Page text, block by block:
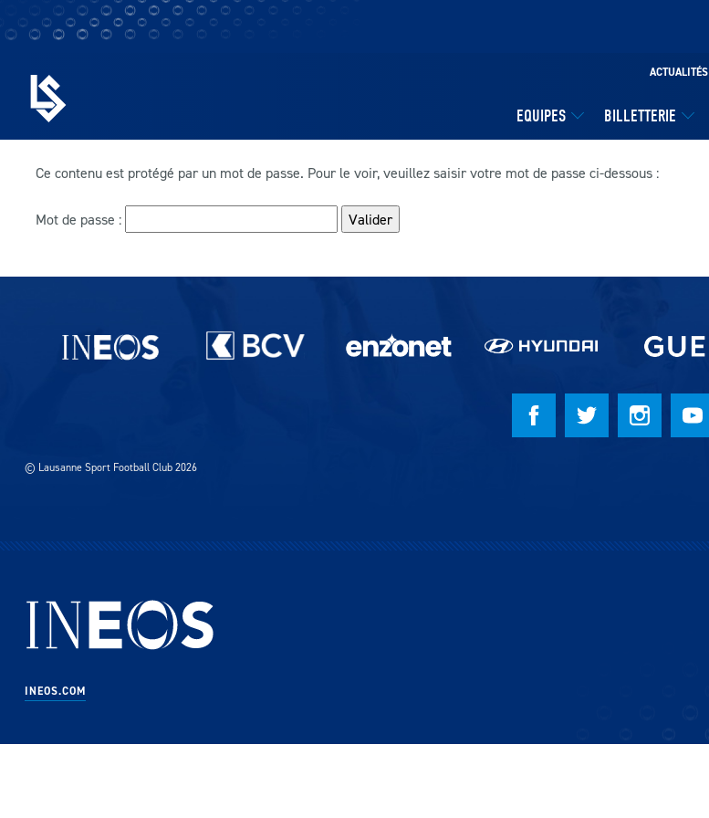
EQUIPES BILLETTERIE
ACTUALITÉS
Ce contenu est protégé par un mot de passe. Pour le voir, veuillez saisir votre mot de passe ci-dessous :
Mot de passe :
Partenaires du lausanne-Sport
© Lausanne Sport Football Club 2026
INEOS.COM